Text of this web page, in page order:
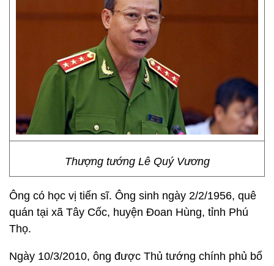
Thượng tướng Lê Quý Vương
Ông có học vị tiến sĩ. Ông sinh ngày 2/2/1956, quê
quán tại xã Tây Cốc, huyện Đoan Hùng, tỉnh Phú
Thọ.
Ngày 10/3/2010, ông được Thủ tướng chính phủ bổ